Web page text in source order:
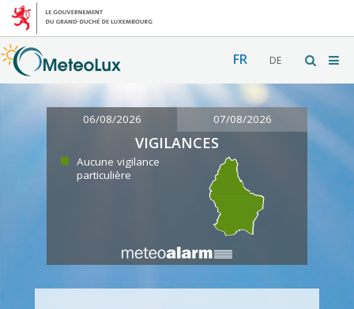
FR DE
06/08/2026 07/08/2026
VIGILANCES
Aucune vigilance
particulière